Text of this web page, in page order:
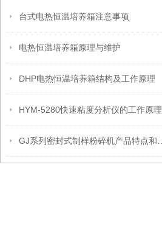
台式电热恒温培养箱注意事项
电热恒温培养箱原理与维护
DHP电热恒温培养箱结构及工作原理
HYM-5280快速粘度分析仪的工作原理